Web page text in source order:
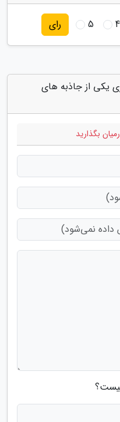
4
5 رای
یکی از جاذبه های
بگذارید